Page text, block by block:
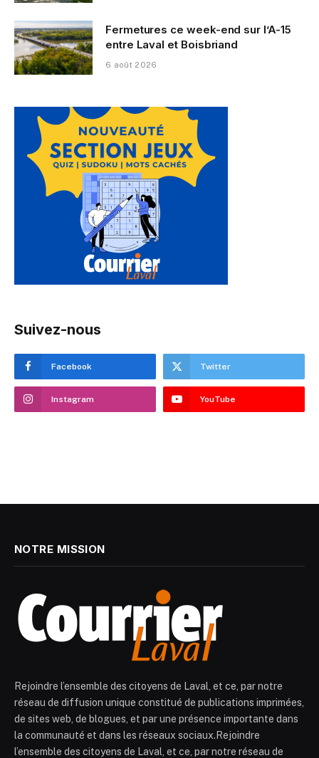
Fermetures ce week-end sur l’A-15
entre Laval et Boisbriand
6 août 2026
Suivez-nous
Facebook Twitter
Instagram YouTube
NOTRE MISSION
Rejoindre l’ensemble des citoyens de Laval, et ce, par notre
réseau de diffusion unique constitué de publications imprimées,
de sites web, de blogues, et par une présence importante dans
la communauté et dans les réseaux sociaux.Rejoindre
l’ensemble des citoyens de Laval, et ce, par notre réseau de